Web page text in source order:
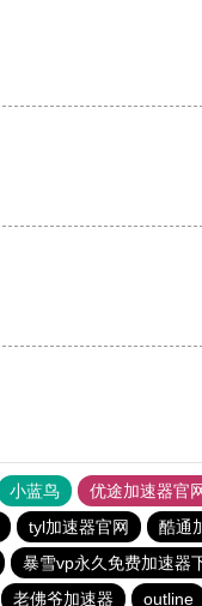
小蓝鸟 优途加速器官
tyl加速器官网 酷通
暴雪vp永久免费加速器
老佛爷加速器 outline